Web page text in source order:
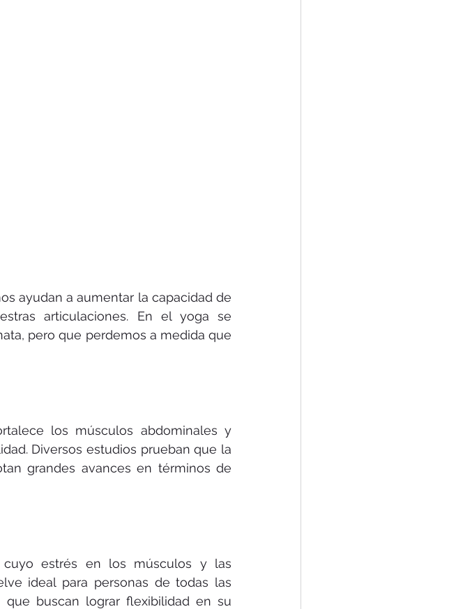
ayudan a aumentar la capacidad de
articulaciones. En el yoga se
pero que perdemos a medida que
los músculos abdominales y
Diversos estudios prueban que la
grandes avances en términos de
estrés en los músculos y las
ideal para personas de todas las
buscan lograr flexibilidad en su